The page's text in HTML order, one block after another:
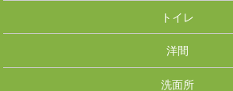
トイレ
洋間
洗面所